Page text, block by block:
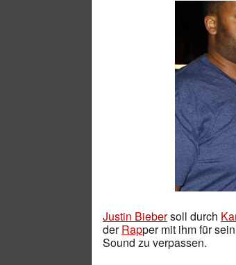
Justin Biebersoll durch
derRapper mit ihm für
Sound zu verpassen.